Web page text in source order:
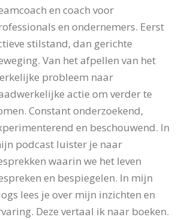
en coach voor
en ondernemers. Eerst
stilstand, dan gerichte
Van het afpellen van het
probleem naar
actie om verder te
Constant onderzoekend,
en beschouwend. In
podcast luister je naar
waarin we het leven
en bespiegelen. In mijn
lees je over mijn inzichten en
Deze vertaal ik naar boeken.